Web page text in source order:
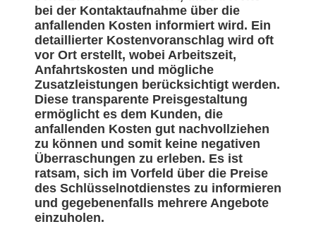
bei der Kontaktaufnahme über die
anfallenden Kosten informiert wird. Ein
detaillierter Kostenvoranschlag wird oft
vor Ort erstellt, wobei Arbeitszeit,
Anfahrtskosten und mögliche
Zusatzleistungen berücksichtigt werden.
Diese transparente Preisgestaltung
ermöglicht es dem Kunden, die
anfallenden Kosten gut nachvollziehen
zu können und somit keine negativen
Überraschungen zu erleben. Es ist
ratsam, sich im Vorfeld über die Preise
des Schlüsselnotdienstes zu informieren
und gegebenenfalls mehrere Angebote
einzuholen.